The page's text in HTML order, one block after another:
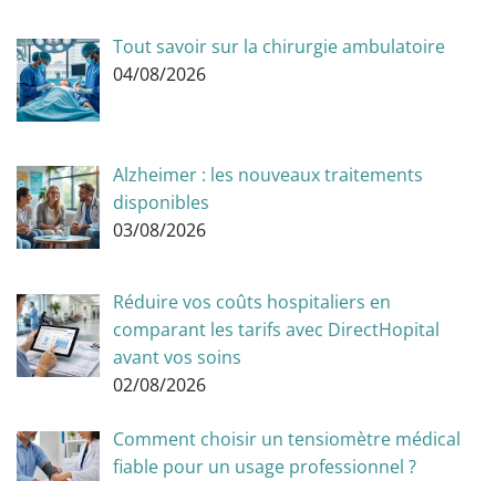
Tout savoir sur la chirurgie ambulatoire
04/08/2026
Alzheimer : les nouveaux traitements
disponibles
03/08/2026
Réduire vos coûts hospitaliers en
comparant les tarifs avec DirectHopital
avant vos soins
02/08/2026
Comment choisir un tensiomètre médical
fiable pour un usage professionnel ?